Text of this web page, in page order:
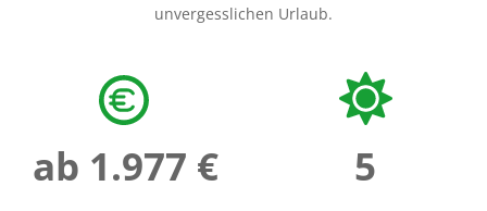
unvergesslichen Urlaub.
ab 1.977 €
5